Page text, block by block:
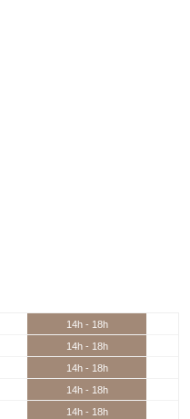
14h - 18h
14h - 18h
14h - 18h
14h - 18h
14h - 18h